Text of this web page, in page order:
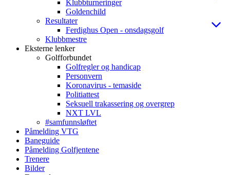
Klubbturneringer
Goldenchild
Resultater
Ferdighus Open - onsdagsgolf
Klubbmestre
Eksterne lenker
Golfforbundet
Golfregler og handicap
Personvern
Koronavirus - temaside
Politiattest
Seksuell trakassering og overgrep
NXT LVL
#samfunnsløftet
Påmelding VTG
Baneguide
Påmelding Golfjentene
Trenere
Bilder